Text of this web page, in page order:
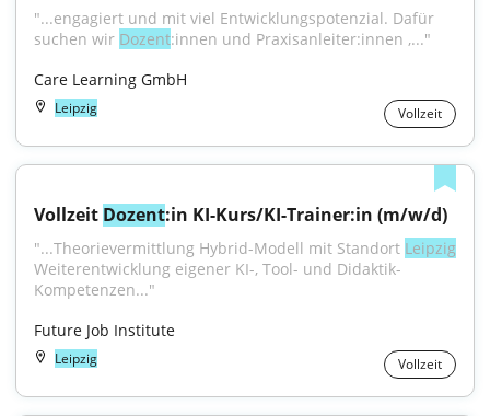
"...engagiert und mit viel Entwicklungspotenzial. Dafür
suchen wir Dozent:innen und Praxisanleiter:innen ,..."
Care Learning GmbH
Leipzig Vollzeit
Vollzeit Dozent:in KI-Kurs/KI-Trainer:in (m/w/d)
"...Theorievermittlung Hybrid-Modell mit Standort Leipzig
Weiterentwicklung eigener KI-, Tool- und Didaktik-
Kompetenzen..."
Future Job Institute
Leipzig Vollzeit